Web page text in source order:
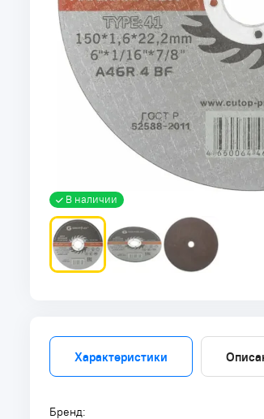
В наличии
Характеристики
Бренд: